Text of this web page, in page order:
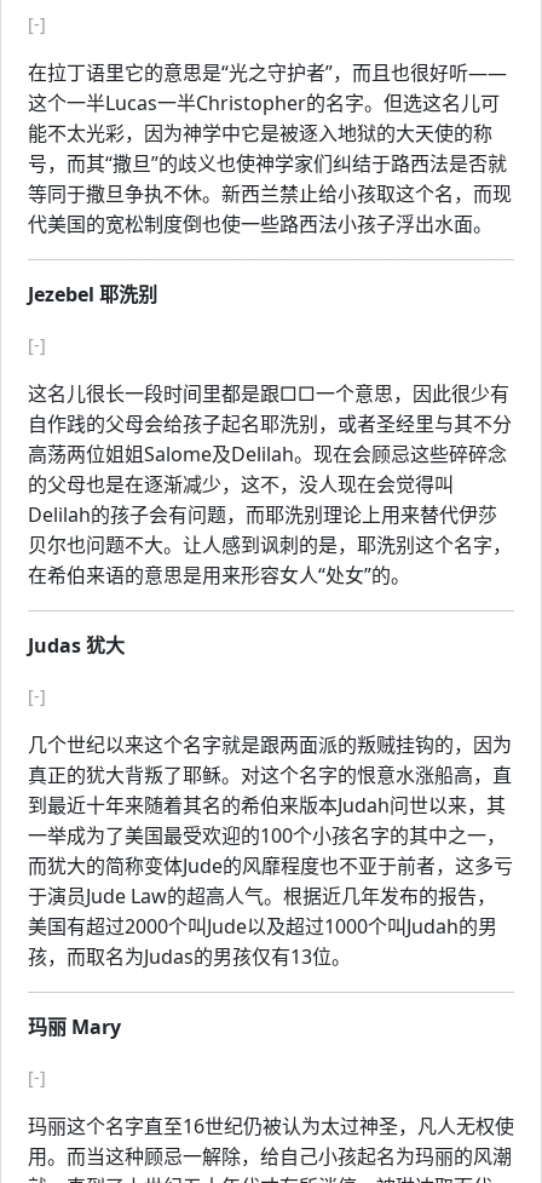
[-]
在拉丁语里它的意思是“光之守护者”，而且也很好听——
这个一半Lucas一半Christopher的名字。但选这名儿可
能不太光彩，因为神学中它是被逐入地狱的大天使的称
号，而其“撒旦”的歧义也使神学家们纠结于路西法是否就
等同于撒旦争执不休。新西兰禁止给小孩取这个名，而现
代美国的宽松制度倒也使一些路西法小孩子浮出水面。
Jezebel 耶洗别
[-]
这名儿很长一段时间里都是跟□□一个意思，因此很少有
自作践的父母会给孩子起名耶洗别，或者圣经里与其不分
高荡两位姐姐Salome及Delilah。现在会顾忌这些碎碎念
的父母也是在逐渐减少，这不，没人现在会觉得叫
Delilah的孩子会有问题，而耶洗别理论上用来替代伊莎
贝尔也问题不大。让人感到讽刺的是，耶洗别这个名字，
在希伯来语的意思是用来形容女人“处女”的。
Judas 犹大
[-]
几个世纪以来这个名字就是跟两面派的叛贼挂钩的，因为
真正的犹大背叛了耶稣。对这个名字的恨意水涨船高，直
到最近十年来随着其名的希伯来版本Judah问世以来，其
一举成为了美国最受欢迎的100个小孩名字的其中之一，
而犹大的简称变体Jude的风靡程度也不亚于前者，这多亏
于演员Jude Law的超高人气。根据近几年发布的报告，
美国有超过2000个叫Jude以及超过1000个叫Judah的男
孩，而取名为Judas的男孩仅有13位。
玛丽 Mary
[-]
玛丽这个名字直至16世纪仍被认为太过神圣，凡人无权使
用。而当这种顾忌一解除，给自己小孩起名为玛丽的风潮